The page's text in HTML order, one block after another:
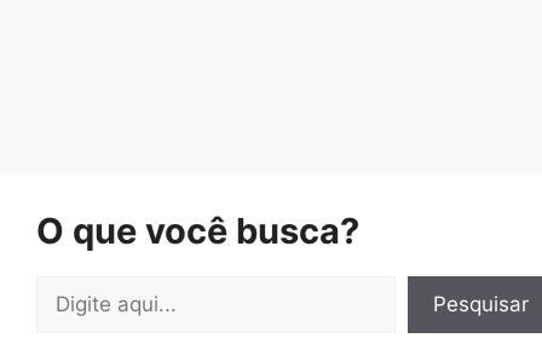
O que você busca?
Pesquisar Pesquisar